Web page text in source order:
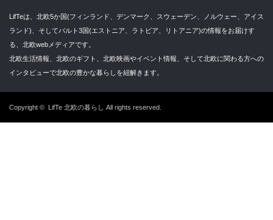
LifTeは、北欧5か国(フィンランド、デンマーク、スウェーデン、ノルウェー、アイス
ランド)、そしてバルト3国(エストニア、ラトビア、リトアニア)の情報をお届けす
る、北欧webメディアです。
北欧生活情報、北欧のギフト、北欧映画やイベント情報、そして北欧に関わる方への
インタビューで北欧の豊かな暮らしを紐解きます。
Copyright © LifTe 北欧の暮らし All rights reserved.